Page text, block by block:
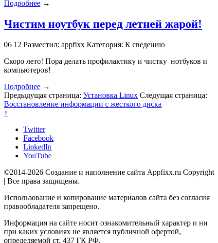
Подробнее →
Чистим ноутбук перед летней жарой!
06 12 Разместил: appfixx Категория: К сведению
Скоро лето! Пора делать профилактику и чистку нотбуков и
компьютеров!
Подробнее →
Предыдущая страница: Установка Linux Следущая страница:
Восстановление информации с жесткого диска
↑
Twitter
Facebook
LinkedIn
YouTube
©2014-2026 Создание и наполнение сайта Appfixx.ru Copyright
| Все права защищены.
Использование и копирование материалов сайта без согласия
правообладателя запрещено.
Информация на сайте носит ознакомительный характер и ни
при каких условиях не является публичной офертой,
определяемой ст. 437 ГК РФ.